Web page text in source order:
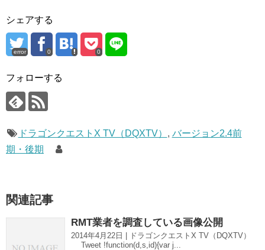
シェアする
error 0 0
フォローする
ドラゴンクエストX TV（DQXTV） , バージョン2.4前
期・後期
関連記事
RMT業者を調査している画像公開
2014年4月22日 | ドラゴンクエストX TV（DQXTV）
Tweet !function(d,s,id){var j...